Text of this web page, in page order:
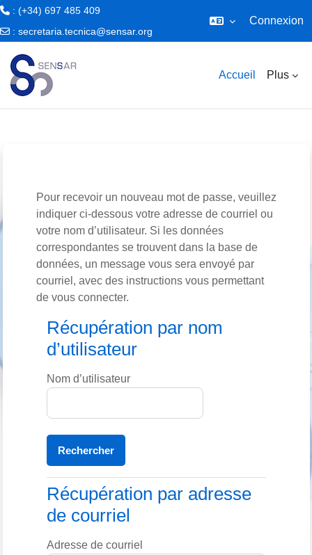
: (+34) 697 485 409
: secretaria.tecnica@sensar.org
Connexion
Accueil Plus
Pour recevoir un nouveau mot de passe, veuillez
indiquer ci-dessous votre adresse de courriel ou
votre nom d’utilisateur. Si les données
correspondantes se trouvent dans la base de
données, un message vous sera envoyé par
courriel, avec des instructions vous permettant
de vous connecter.
Récupération par nom d’utilisateur
Récupération par nom
d’utilisateur
Nom d’utilisateur
Récupération par adresse de courriel
Récupération par adresse
de courriel
Adresse de courriel